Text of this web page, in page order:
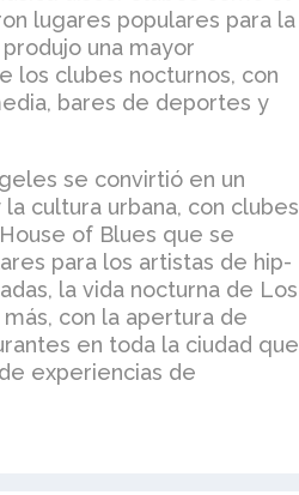
lugares populares para la
una mayor
los clubes nocturnos, con
bares de deportes y
se convirtió en un
cultura urbana, con clubes
of Blues que se
para los artistas de hip-
la vida nocturna de Los
con la apertura de
en toda la ciudad que
experiencias de